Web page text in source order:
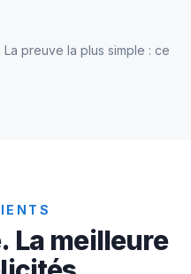
preuve la plus simple : ce
La meilleure